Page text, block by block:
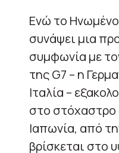
Ενώ το Ηνωμένο
συνάψει μια
συμφωνία με
της G7 – η
Ιταλία –
στο στόχαστρο
Ιαπωνία, από
βρίσκεται στο